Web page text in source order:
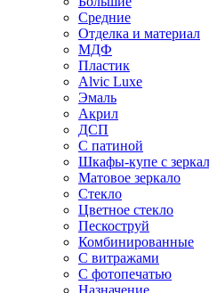
Средние
Отделка и материал
МДФ
Пластик
Alvic Luxe
Эмаль
Акрил
ДСП
С патиной
Шкафы-купе с
Матовое зеркало
Стекло
Цветное стекло
Пескоструй
Комбинированные
С витражами
С фотопечатью
Назначение